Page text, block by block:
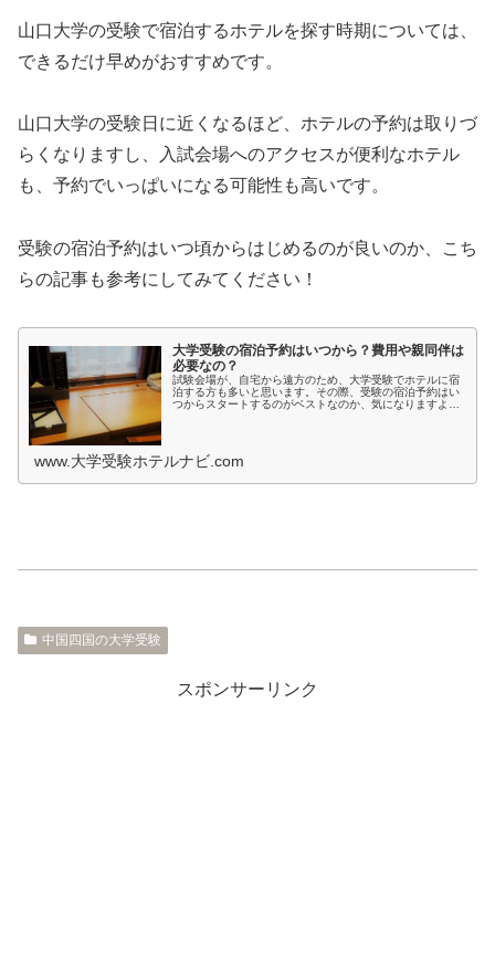
山口大学の受験で宿泊するホテルを探す時期については、
できるだけ早めがおすすめです。
山口大学の受験日に近くなるほど、ホテルの予約は取りづ
らくなりますし、入試会場へのアクセスが便利なホテル
も、予約でいっぱいになる可能性も高いです。
受験の宿泊予約はいつ頃からはじめるのが良いのか、こち
らの記事も参考にしてみてください！
大学受験の宿泊予約はいつから？費用や親同伴は
必要なの？
試験会場が、自宅から遠方のため、大学受験でホテルに宿
泊する方も多いと思います。その際、受験の宿泊予約はい
つからスタートするのがベストなのか、気になりますよ
www.大学受験ホテルナビ.com
中国四国の大学受験
スポンサーリンク